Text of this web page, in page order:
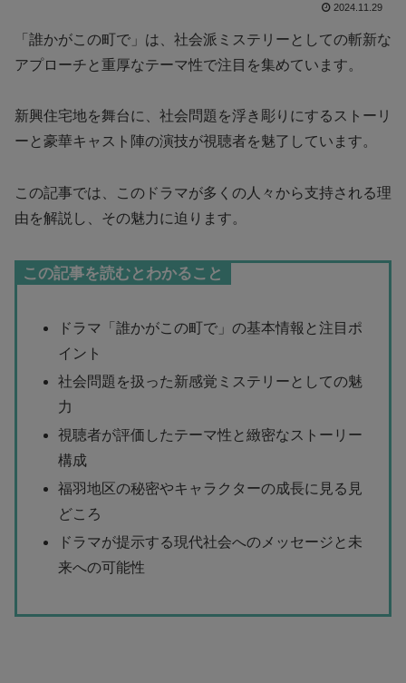
2024.11.29
「誰かがこの町で」は、社会派ミステリーとしての斬新な
アプローチと重厚なテーマ性で注目を集めています。
新興住宅地を舞台に、社会問題を浮き彫りにするストーリ
ーと豪華キャスト陣の演技が視聴者を魅了しています。
この記事では、このドラマが多くの人々から支持される理
由を解説し、その魅力に迫ります。
この記事を読むとわかること
ドラマ「誰かがこの町で」の基本情報と注目ポ
イント
社会問題を扱った新感覚ミステリーとしての魅
力
視聴者が評価したテーマ性と緻密なストーリー
構成
福羽地区の秘密やキャラクターの成長に見る見
どころ
ドラマが提示する現代社会へのメッセージと未
来への可能性